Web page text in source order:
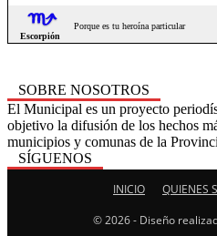
SOBRE NOSOTROS
El Municipal es un proyecto
objetivo la difusión de los hechos
municipios y comunas de la
SÍGUENOS
INICIO
QUIENES
© 2026 - Diseño